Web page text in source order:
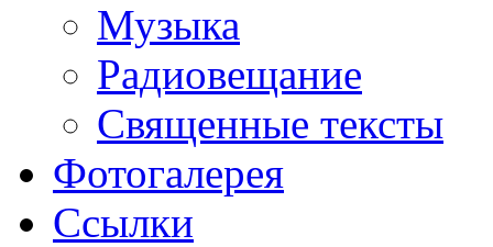
Музыка
Радиовещание
Священные тексты
Фотогалерея
Ссылки